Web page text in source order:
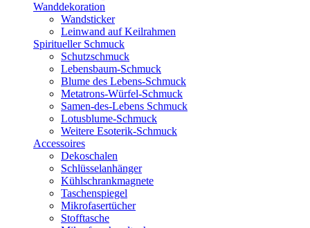
Wanddekoration
Wandsticker
Leinwand auf Keilrahmen
Spiritueller Schmuck
Schutzschmuck
Lebensbaum-Schmuck
Blume des Lebens-Schmuck
Metatrons-Würfel-Schmuck
Samen-des-Lebens Schmuck
Lotusblume-Schmuck
Weitere Esoterik-Schmuck
Accessoires
Dekoschalen
Schlüsselanhänger
Kühlschrankmagnete
Taschenspiegel
Mikrofasertücher
Stofftasche